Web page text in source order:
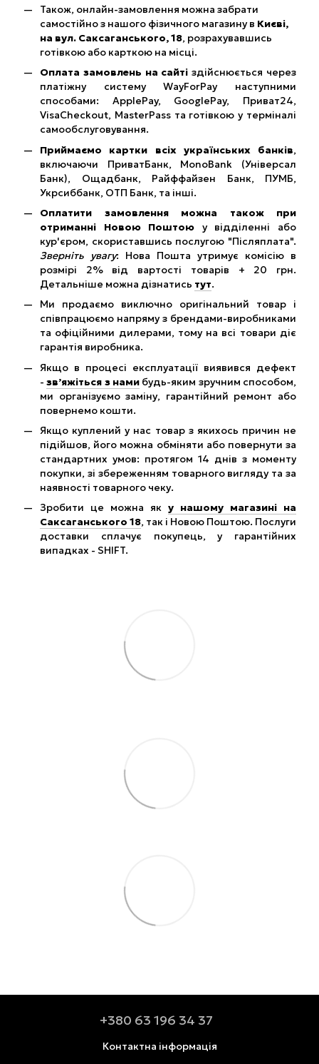
Також, онлайн-замовлення можна забрати
самостійно з нашого фізичного магазину в Києві,
на вул. Саксаганського, 18, розрахувавшись
готівкою або карткою на місці.
Оплата замовлень на сайтіздійснюється через
платіжну систему WayForPay наступними
способами: ApplePay, GooglePay, Приват24,
VisaCheckout, MasterPass та готівкою у терміналі
самообслуговування.
Приймаємо картки всіх українських банків,
включаючи ПриватБанк, MonoBank (Універсал
Банк), Ощадбанк, Райффайзен Банк, ПУМБ,
Укрсиббанк, ОТП Банк, та інші.
Оплатити замовлення можна також при
отриманні Новою Поштою у відділенні або
кур'єром, скориставшись послугою "Післяплата".
Зверніть увагу: Нова Пошта утримує комісію в
розмірі 2% від вартості товарів + 20 грн.
Детальніше можна дізнатись тут.
Ми продаємо виключно оригінальний товар і
співпрацюємо напряму з брендами-виробниками
та офіційними дилерами, тому на всі товари діє
гарантія виробника.
Якщо в процесі експлуатації виявився дефект
-зв’яжіться з нами будь-яким зручним способом,
ми організуємо заміну, гарантійний ремонт або
повернемо кошти.
Якщо куплений у нас товар з якихось причин не
підійшов, його можна обміняти або повернути за
стандартних умов: протягом 14 днів з моменту
покупки, зі збереженням товарного вигляду та за
наявності товарного чеку.
Зробити це можна як у нашому магазині на
Саксаганського 18, так і Новою Поштою. Послуги
доставки сплачує покупець, у гарантійних
випадках - SHIFT.
+380 63 196 34 37
Контактна інформація